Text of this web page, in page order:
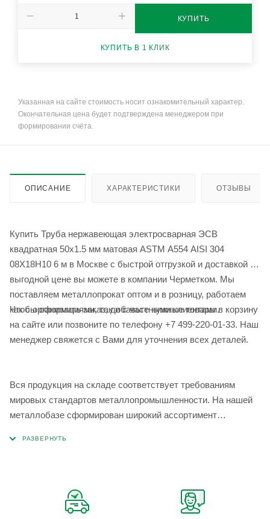
КУПИТЬ
КУПИТЬ В 1 КЛИК
Указанная на сайте стоимость носит ознакомительный характер.
Окончательная цена будет подтверждена менеджером при
формировании счёта.
ОПИСАНИЕ ХАРАКТЕРИСТИКИ ОТЗЫВЫ
Купить Труба нержавеющая электросварная ЭСВ
квадратная 50х1.5 мм матовая ASTM A554 AISI 304
08Х18Н10 6 м в Москве с быстрой отгрузкой и доставкой по
выгодной цене вы можете в компании Черметком. Мы
поставляем металлопрокат оптом и в розницу, работаем
как с организациями, так и с частными клиентами.
Чтобы оформить заказ, добавьте нужные товары в корзину
на сайте или позвоните по телефону +7 499-220-01-33. Наш
менеджер свяжется с Вами для уточнения всех деталей.
Вся продукция на складе соответствует требованиям
мировых стандартов металлопромышленности. На нашей
металлобазе сформирован широкий ассортимент